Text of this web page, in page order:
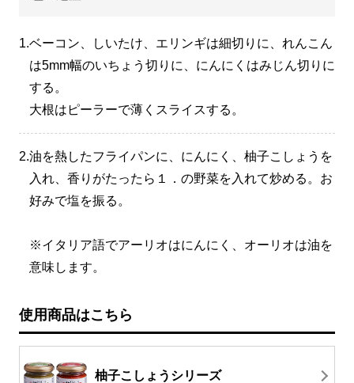
1.ベーコン、しいたけ、エリンギは細切りに、れんこん
は5mm幅のいちょう切りに、にんにくはみじん切りに
する。
大根はピーラーで薄くスライスする。
2.油を熱したフライパンに、にんにく、柚子こしょうを
入れ、香りがたったら１．の野菜を入れて炒める。お
好みで塩を振る。
※イタリア語でアーリオはにんにく、オーリオは油を
意味します。
使用商品はこちら
柚子こしょうシリーズ